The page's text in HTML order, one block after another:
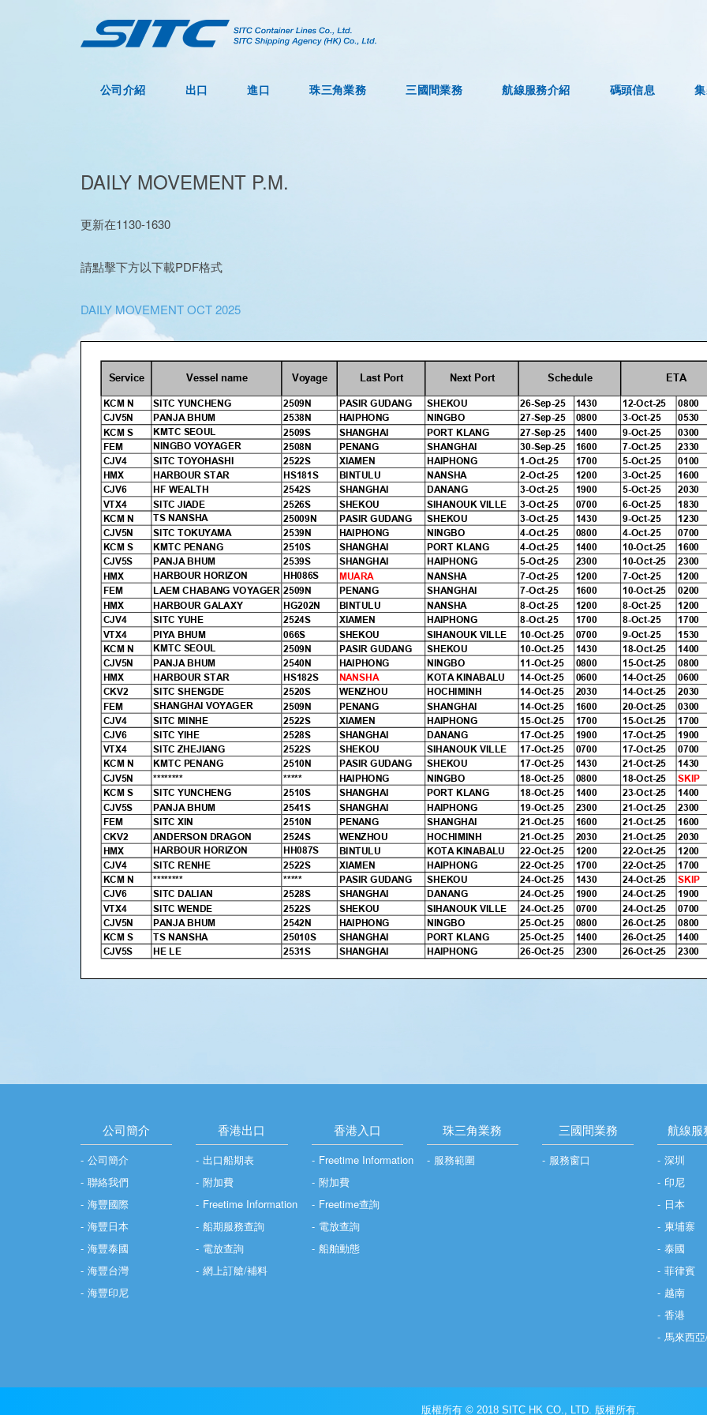
公司介紹 出口 進口 珠三角業務 三國間業務 航線服務介紹 碼頭信息
DAILY MOVEMENT P.M.
更新在1130-1630
請點擊下方以下載PDF格式
DAILY MOVEMENT OCT 2025
公司簡介
公司簡介
聯絡我們
海豐國際
海豐日本
海豐泰國
海豐台灣
海豐印尼
香港出口
出口船期表
附加費
Freetime Information
船期服務查詢
電放查詢
網上訂艙/補料
香港入口
Freetime Information
附加費
Freetime查詢
電放查詢
船舶動態
珠三角業務
服務範圍
三國間業務
服務窗口
航線服
深圳
印尼
日本
柬埔寨
泰國
菲律賓
越南
香港
馬來西
版權所有 © 2018 SITC HK CO., LTD. 版權所有.